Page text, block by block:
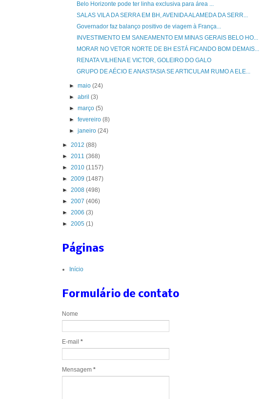
Belo Horizonte pode ter linha exclusiva para área ...
SALAS VILA DA SERRA EM BH, AVENIDA ALAMEDA DA SERR...
Governador faz balanço positivo de viagem à França...
INVESTIMENTO EM SANEAMENTO EM MINAS GERAIS BELO HO...
MORAR NO VETOR NORTE DE BH ESTÁ FICANDO BOM DEMAIS...
RENATA VILHENA E VICTOR, GOLEIRO DO GALO
GRUPO DE AÉCIO E ANASTASIA SE ARTICULAM RUMO A ELE...
►maio(24)
►abril(3)
►março(5)
►fevereiro(8)
►janeiro(24)
► 2012 (88)
► 2011 (368)
► 2010 (1157)
► 2009 (1487)
► 2008 (498)
► 2007 (406)
► 2006 (3)
► 2005 (1)
Páginas
Início
Formulário de contato
Nome
E-mail *
Mensagem *